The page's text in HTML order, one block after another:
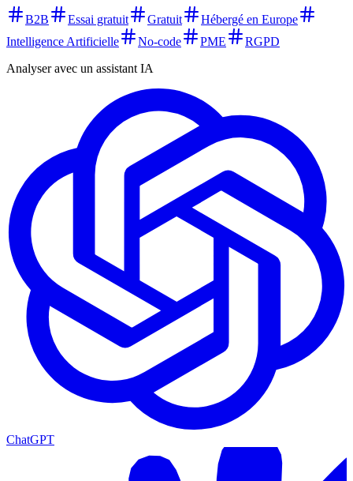
B2B Essai gratuit Gratuit
Hébergé en Europe
Intelligence Artificielle
No-code PME
RGPD
Analyser avec un assistant IA
ChatGPT